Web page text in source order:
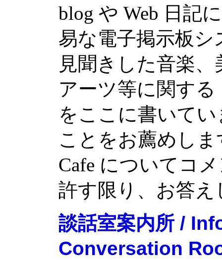
blog や Web 日記
易な電子掲示板
見聞きした音楽
アーツ等に関す
をここに書いて
ことをお薦めしま
Cafe についてコ
許す限り、お答え
談話室案内所 /
Conversation